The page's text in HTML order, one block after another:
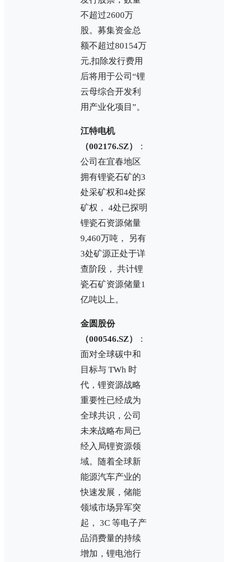
不超过2600万
股。募集资金总
额不超过80154万
元,扣除发行费用
后将用于公司“锂
云母综合开发利
用产业化项目”。
江特电机
（002176.SZ）
：
公司在宜春地区
拥有锂瓷石矿的3
处采矿权和4处探
矿权， 4处已探明
锂瓷石资源储量
9,460万吨， 另有
3处矿源正处于详
查阶段， 共计锂
瓷石矿资源储量1
亿吨以上。
金圆股份
（000546.SZ）
：
面对全球碳中和
目标与 TWh 时
代，锂资源战略
重要性已经成为
全球共识，公司
未来战略布局已
经入局锂资源领
域。随着全球新
能源汽车产业的
快速发展，储能
领域市场异军突
起， 3C 等电子产
品消费量的持续
增加，锂电池行